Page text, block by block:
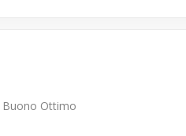
Buono Ottimo